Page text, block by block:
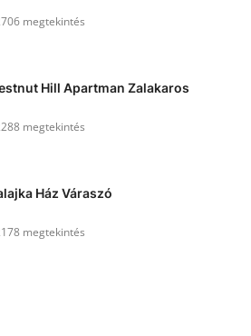
megtekintés
Hill Apartman Zalakaros
megtekintés
Ház Váraszó
megtekintés